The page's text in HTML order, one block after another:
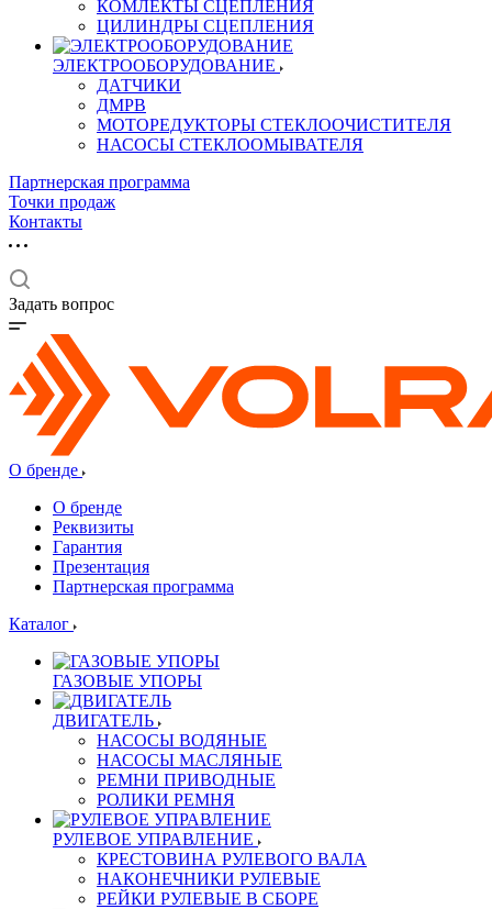
КОМЛЕКТЫ СЦЕПЛЕНИЯ
ЦИЛИНДРЫ СЦЕПЛЕНИЯ
ЭЛЕКТРООБОРУДОВАНИЕ
ДАТЧИКИ
ДМРВ
МОТОРЕДУКТОРЫ СТЕКЛООЧИСТИТЕЛЯ
НАСОСЫ СТЕКЛООМЫВАТЕЛЯ
Партнерская программа
Точки продаж
Контакты
Задать вопрос
О бренде
О бренде
Реквизиты
Гарантия
Презентация
Партнерская программа
Каталог
ГАЗОВЫЕ УПОРЫ
ДВИГАТЕЛЬ
НАСОСЫ ВОДЯНЫЕ
НАСОСЫ МАСЛЯНЫЕ
РЕМНИ ПРИВОДНЫЕ
РОЛИКИ РЕМНЯ
РУЛЕВОЕ УПРАВЛЕНИЕ
КРЕСТОВИНА РУЛЕВОГО ВАЛА
НАКОНЕЧНИКИ РУЛЕВЫЕ
РЕЙКИ РУЛЕВЫЕ В СБОРЕ